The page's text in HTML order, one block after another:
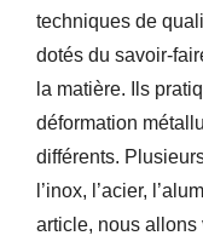
techniques de
dotés du savoir-
la matière. Ils
déformation
différents.
l’inox, l’acier,
article, nous allons